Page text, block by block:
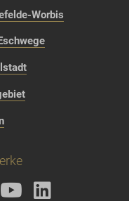
Worbis